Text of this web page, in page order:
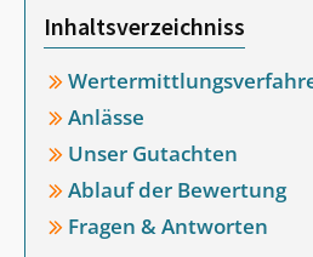
Inhaltsverzeichniss
Anlässe
Unser Gutachten
Ablauf der Bewertung
Fragen & Antworten